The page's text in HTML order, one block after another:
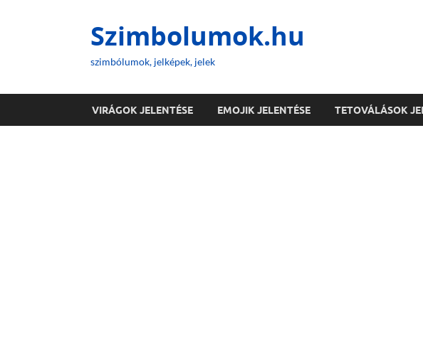
Szimbolumok.hu
szimbólumok, jelképek, jelek
VIRÁGOK JELENTÉSE EMOJIK JELENTÉSE TETOVÁLÁSOK